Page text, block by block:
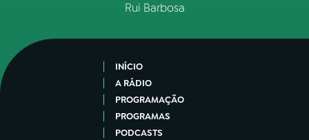
Rui Barbosa
INÍCIO
A RÁDIO
PROGRAMAÇÃO
PROGRAMAS
PODCASTS